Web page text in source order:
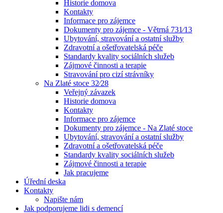
Historie domova
Kontakty
Informace pro zájemce
Dokumenty pro zájemce - Větrná 731⁄13
Ubytování, stravování a ostatní služby
Zdravotní a ošetřovatelská péče
Standardy kvality sociálních služeb
Zájmové činnosti a terapie
Stravování pro cizí strávníky
Na Zlaté stoce 32⁄28
Veřejný závazek
Historie domova
Kontakty
Informace pro zájemce
Dokumenty pro zájemce - Na Zlaté stoce
Ubytování, stravování a ostatní služby
Zdravotní a ošetřovatelská péče
Standardy kvality sociálních služeb
Zájmové činnosti a terapie
Jak pracujeme
Úřední deska
Kontakty
Napište nám
Jak podporujeme lidi s demencí